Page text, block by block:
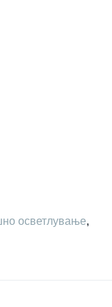
осветлување,